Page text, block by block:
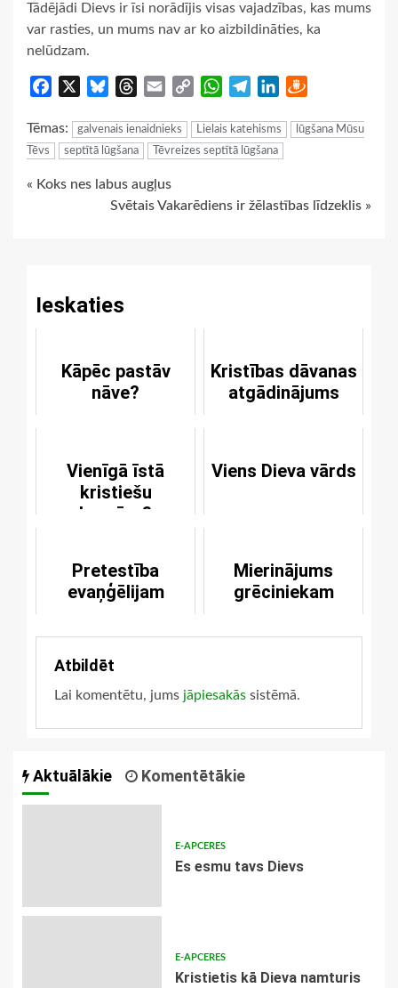
Tādējādi Dievs ir īsi norādījis visas vajadzības, kas mums
var rasties, un mums nav ar ko aizbildināties, ka
nelūdzam.
Facebook BlueskyThreads
Email
Copy
WhatsApp
TelegramLinkedIn
Tēmas: galvenais ienaidnieks Lielais katehisms
lūgšana Mūsu
Tēvs
septītā lūgšana Tēvreizes septītā lūgšana
Continue
« Koks nes labus augļus
Svētais Vakarēdiens ir žēlastības līdzeklis »
Ieskaties
Kāpēc pastāv
nāve?
Kristības dāvanas
atgādinājums
Vienīgā īstā
kristiešu
baznīca?
Viens Dieva vārds
Pretestība
evaņģēlijam
Mierinājums
grēciniekam
Atbildēt
Lai komentētu, jums jāpiesakās sistēmā.
Aktuālākie Komentētākie
E-APCERES
Es esmu tavs Dievs
E-APCERES
Kristietis kā Dieva namturis